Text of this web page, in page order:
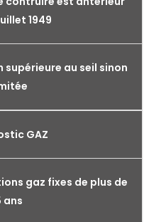
1949
au seil sinon
GAZ
gaz fixes de plus de
ans